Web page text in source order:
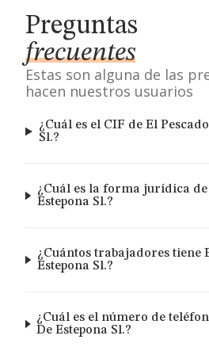
Preguntas
frecuentes
Estas son alguna de las
hacen nuestros usuarios
¿Cuál es el CIF de El
Sl.?
¿Cuál es la forma jurídica de
Estepona Sl.?
¿Cuántos trabajadores tiene
Estepona Sl.?
¿Cuál es el número de
De Estepona Sl.?